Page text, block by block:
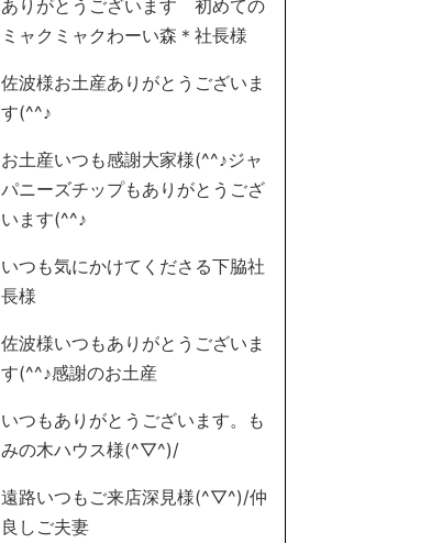
ありがとうございます 初めての
ミャクミャクわーい森＊社長様
佐波様お土産ありがとうございま
す(^^♪
お土産いつも感謝大家様(^^♪ジャ
パニーズチップもありがとうござ
います(^^♪
いつも気にかけてくださる下脇社
長様
佐波様いつもありがとうございま
す(^^♪感謝のお土産
いつもありがとうございます。も
みの木ハウス様(^▽^)/
遠路いつもご来店深見様(^▽^)/仲
良しご夫妻